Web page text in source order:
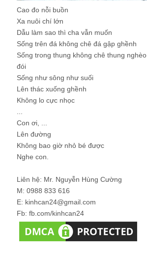
Cao đo nỗi buồn
Xa nuôi chí lớn
Dẫu làm sao thì cha vẫn muốn
Sống trên đá không chê đá gập ghềnh
Sống trong thung không chê thung nghèo
đói
Sống như sông như suối
Lên thác xuống ghềnh
Không lo cực nhọc
Con ơi, ...
Lên đường
Không bao giờ nhỏ bé được
Nghe con.
Liên hệ: Mr. Nguyễn Hùng Cường
M: 0988 833 616
E: kinhcan24@gmail.com
Fb: fb.com/kinhcan24